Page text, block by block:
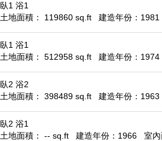
臥1 浴1
土地面積： 119860 sq.ft
建造年份：1981
臥1 浴1
土地面積： 512958 sq.ft
建造年份：1974
臥2 浴2
土地面積： 398489 sq.ft
建造年份：1963
臥2 浴1
土地面積： -- sq.ft
建造年份：1966 室